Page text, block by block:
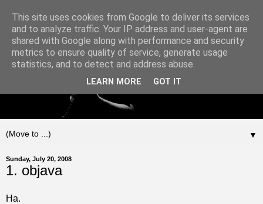
▼
Sunday, July 20, 2008
1. objava
Ha.
This site uses cookies from Google to deliver its services
and to analyze traffic. Your IP address and user-agent are
shared with Google along with performance and security
metrics to ensure quality of service, generate usage
statistics, and to detect and address abuse.
LEARN MORE GOT IT